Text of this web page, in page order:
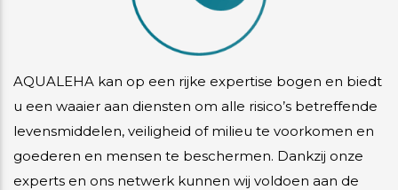
AQUALEHA kan op een rijke expertise bogen en biedt
u een waaier aan diensten om alle risico’s betreffende
levensmiddelen, veiligheid of milieu te voorkomen en
goederen en mensen te beschermen. Dankzij onze
experts en ons netwerk kunnen wij voldoen aan de